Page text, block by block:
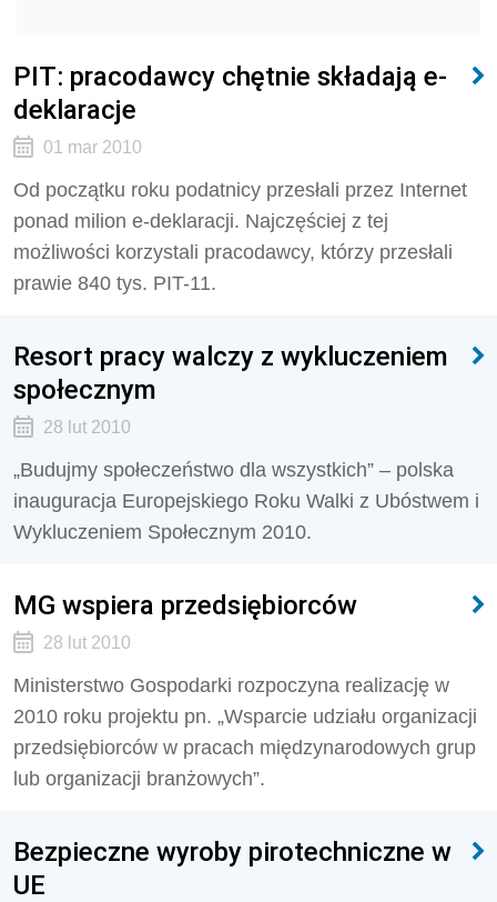
PIT: pracodawcy chętnie składają e-
deklaracje
01 mar 2010
Od początku roku podatnicy przesłali przez Internet
ponad milion e-deklaracji. Najczęściej z tej
możliwości korzystali pracodawcy, którzy przesłali
prawie 840 tys. PIT-11.
Resort pracy walczy z wykluczeniem
społecznym
28 lut 2010
„Budujmy społeczeństwo dla wszystkich” – polska
inauguracja Europejskiego Roku Walki z Ubóstwem i
Wykluczeniem Społecznym 2010.
MG wspiera przedsiębiorców
28 lut 2010
Ministerstwo Gospodarki rozpoczyna realizację w
2010 roku projektu pn. „Wsparcie udziału organizacji
przedsiębiorców w pracach międzynarodowych grup
lub organizacji branżowych”.
Bezpieczne wyroby pirotechniczne w
UE